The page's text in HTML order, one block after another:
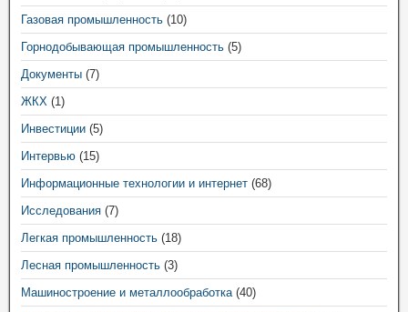
Газовая промышленность (10)
Горнодобывающая промышленность (5)
Документы (7)
ЖКХ (1)
Инвестиции (5)
Интервью (15)
Информационные технологии и интернет (68)
Исследования (7)
Легкая промышленность (18)
Лесная промышленность (3)
Машиностроение и металлообработка(40)